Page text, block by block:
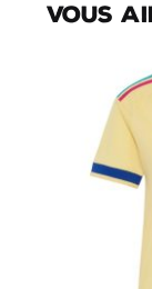
Vous